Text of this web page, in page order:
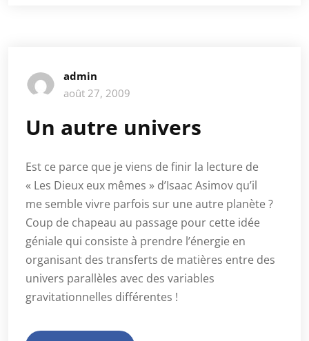
admin
août 27, 2009
Un autre univers
Est ce parce que je viens de finir la lecture de
« Les Dieux eux mêmes » d’Isaac Asimov qu’il
me semble vivre parfois sur une autre planète ?
Coup de chapeau au passage pour cette idée
géniale qui consiste à prendre l’énergie en
organisant des transferts de matières entre des
univers parallèles avec des variables
gravitationnelles différentes !